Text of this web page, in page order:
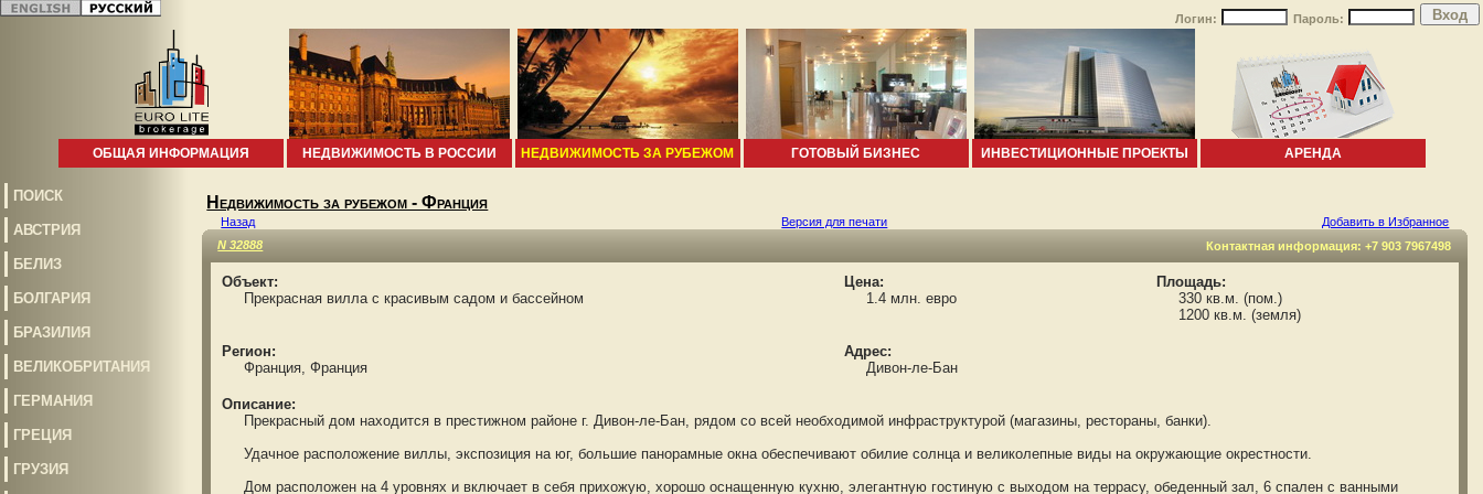
Логин: Пароль:
ОБЩАЯ ИНФОРМАЦИЯ НЕДВИЖИМОСТЬ В РОССИИ НЕДВИЖИМОСТЬ ЗА РУБЕЖОМ ГОТОВЫЙ БИЗНЕС ИНВЕСТИЦИОННЫЕ ПРОЕКТЫ АРЕНДА
ПОИСК
АВСТРИЯ
БЕЛИЗ
БОЛГАРИЯ
БРАЗИЛИЯ
ВЕЛИКОБРИТАНИЯ
ГЕРМАНИЯ
ГРЕЦИЯ
ГРУЗИЯ
Недвижимость за рубежом - Франция
Назад Версия для печати
Добавить в Избранное
N 32888
Контактная информация: +7 903 7967498
Объект:
Прекрасная вилла с красивым садом и бассейном
Цена:
1.4 млн. евро
Площадь:
330 кв.м. (пом.)
1200 кв.м. (земля)
Регион:
Франция, Франция
Адрес:
Дивон-ле-Бан
Описание:
Прекрасный дом находится в престижном районе г. Дивон-ле-Бан, рядом со всей необходимой инфраструктурой (магазины, рестораны, банки).
Удачное расположение виллы, экспозиция на юг, большие панорамные окна обеспечивают обилие солнца и великолепные виды на окружающие окрестности.
Дом расположен на 4 уровнях и включает в себя прихожую, хорошо оснащенную кухню, элегантную гостиную с выходом на террасу, обеденный зал, 6 спален с ванными